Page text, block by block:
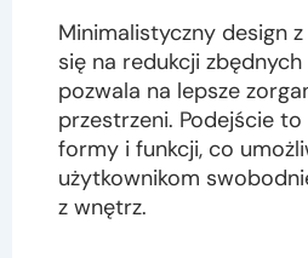
Minimalistyczny design
się na redukcji
pozwala na lepsze
przestrzeni. Podejście
formy i funkcji, co
użytkownikom
z wnętrz.